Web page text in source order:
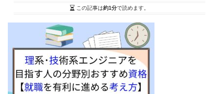
この記事は約1分で読めます。